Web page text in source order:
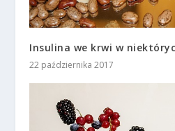
Insulina we krwi w
22 października 2017